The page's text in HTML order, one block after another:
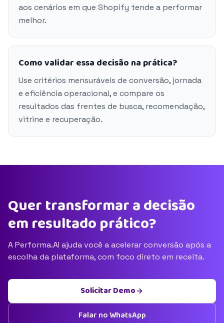
aos cenários em que Shopify tende a performar
melhor.
Como validar essa decisão na prática?
Use critérios mensuráveis de conversão, jornada
e eficiência operacional, e compare os
resultados das frentes de busca, recomendação,
vitrine e recuperação.
Quer transformar a decisão
em resultado prático?
A Performa.AI ajuda você a acelerar conversão após a
escolha da plataforma, com foco direto em receita.
Solicitar Demo
Falar no WhatsApp